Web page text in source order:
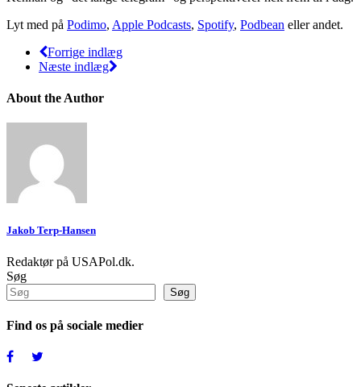
Lyt med på Podimo, Apple Podcasts, Spotify, Podbean eller andet.
Forrige indlæg
Næste indlæg
About the Author
Jakob Terp-Hansen
Redaktør på USAPol.dk.
Søg
Søg
Find os på sociale medier